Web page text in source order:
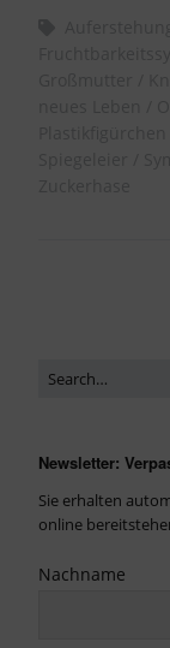
Newsletter:
Sie erhalten
online
Nachname